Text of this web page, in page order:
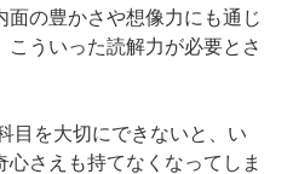
面の豊かさや想像力にも通じ
こういった読解力が必要とさ
目を大切にできないと、い
さえも持てなくなってしま